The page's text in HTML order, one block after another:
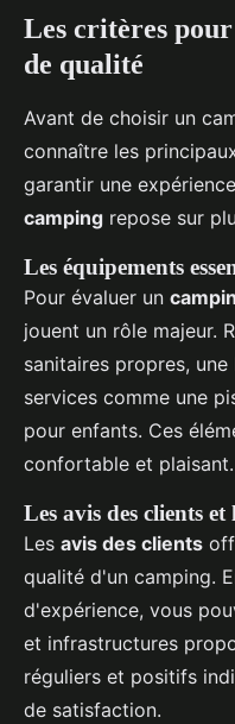
Les critères
de qualité
Avant de choisir un
connaître les
garantir une
camping repose sur
Les équipements
Pour évaluer un
jouent un rôle majeur.
sanitaires propres,
services comme une
pour enfants. Ces
confortable et plaisant.
Les avis des clients
Les avis des clients
qualité d'un camping.
d'expérience, vous
et infrastructures
réguliers et positifs
de satisfaction.